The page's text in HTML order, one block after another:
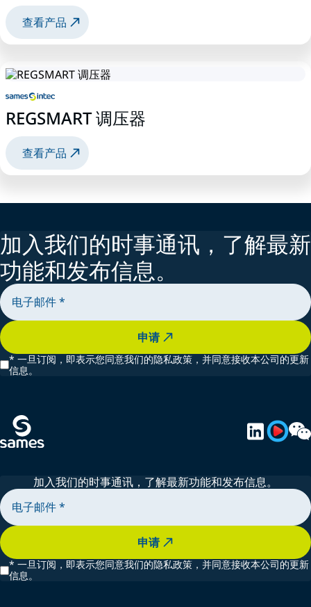
查看产品
REGSMART 调压器
查看产品
加入我们的时事通讯，了解最新
功能和发布信息。
申请
* 一旦订阅，即表示您同意我们的隐私政策，并同意接收本公司的更新
信息。
加入我们的时事通讯，了解最新功能和发布信息。
申请
* 一旦订阅，即表示您同意我们的隐私政策，并同意接收本公司的更新
信息。